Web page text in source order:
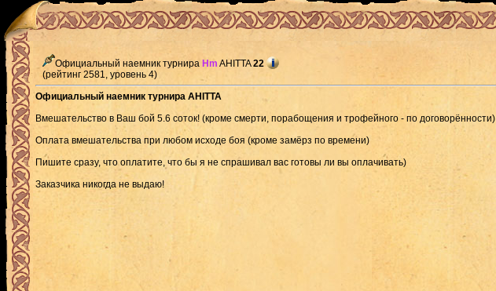
Официальный наемник турнира Hm AHITTA22
(рейтинг 2581, уровень 4)
Официальный наемник турнира AHITTA
Вмешательство в Ваш бой 5.6 соток! (кроме смерти, порабощения и трофейного - по договорённости)
Оплата вмешательства при любом исходе боя (кроме замёрз по времени)
Пишите сразу, что оплатите, что бы я не спрашивал вас готовы ли вы оплачивать)
Заказчика никогда не выдаю!